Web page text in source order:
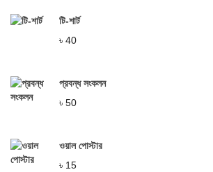
টি-শার্ট
৳ 40
প্রবন্ধ সংকলন
৳ 50
ওয়াল পোস্টার
৳ 15